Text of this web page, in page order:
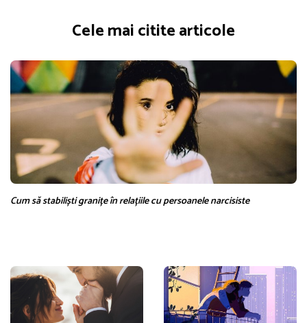
Cele mai citite articole
Cum să stabiliști granițe în relațiile cu persoanele narcisiste